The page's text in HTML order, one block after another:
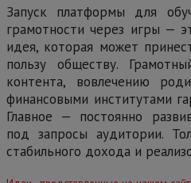
Запуск платформы для
грамотности через игры —
идея, которая может
пользу обществу.
контента, вовлечению
финансовыми институтами
Главное — постоянно
под запросы аудитории.
стабильного дохода и